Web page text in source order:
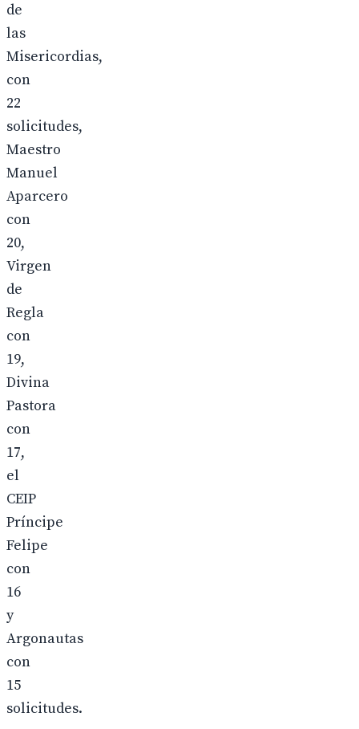
de
las
Misericordias,
con
22
solicitudes,
Maestro
Manuel
Aparcero
con
20,
Virgen
de
Regla
con
19,
Divina
Pastora
con
17,
el
CEIP
Príncipe
Felipe
con
16
y
Argonautas
con
15
solicitudes.